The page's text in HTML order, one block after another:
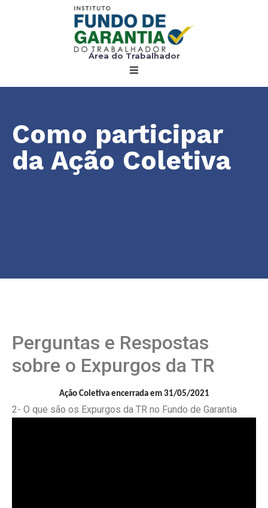
Área do Trabalhador
Como participar
da Ação Coletiva
Perguntas e Respostas
sobre o Expurgos da TR
Ação Coletiva encerrada em 31/05/2021
2- O que são os Expurgos da TR no Fundo de Garantia